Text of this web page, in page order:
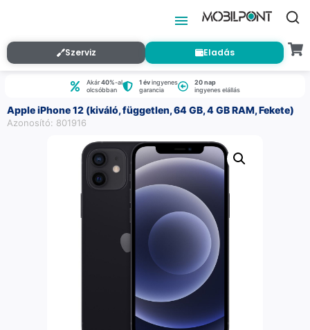
Szerviz Eladás
Akár40%-al
olcsóbban
1 évingyenes
garancia
20 nap
ingyenes elállás
Apple iPhone 12 (kiváló, független, 64 GB, 4 GB RAM, Fekete)
Azonosító: 801916